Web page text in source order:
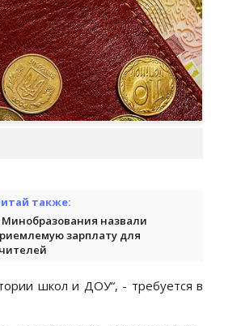
также:
Минобразования назвали
зарплату для
школ и ДОУ“, - требуется в